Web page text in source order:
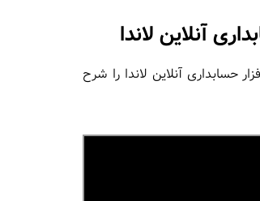
آنلاین لاندا
حسابداری آنلاین لاندا را شرح